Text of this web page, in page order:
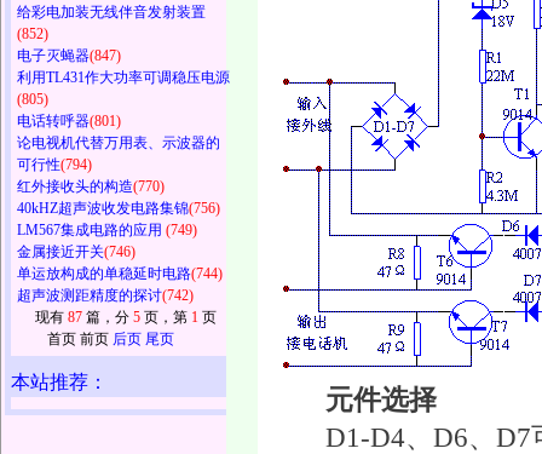
给彩电加装无线伴音发射装置
(852)
电子灭蝇器(847)
利用TL431作大功率可调稳压电源
(805)
电话转呼器(801)
论电视机代替万用表、示波器的
可行性(794)
红外接收头的构造(770)
40kHZ超声波收发电路集锦(756)
LM567集成电路的应用 (749)
金属接近开关(746)
单运放构成的单稳延时电路(744)
超声波测距精度的探讨(742)
现有 87篇，分 5页，第 1页
首页 前页 后页 尾页
本站推荐：
元件选择
D1-D4、D6、D7